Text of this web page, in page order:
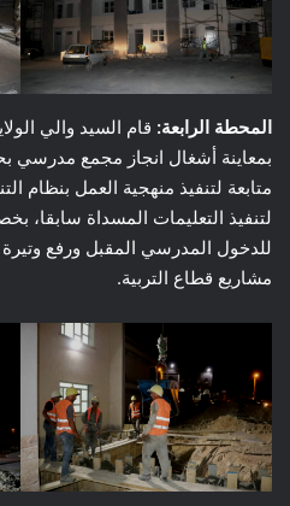
المحطة الرابعة: قام السيد والي
متابعة لتنفيذ منهجية العمل بنظام
لتنفيذ التعليمات المسداة سابقا،
للدخول المدرسي المقبل ورفع وتيرة
مشاريع قطاع التربية.